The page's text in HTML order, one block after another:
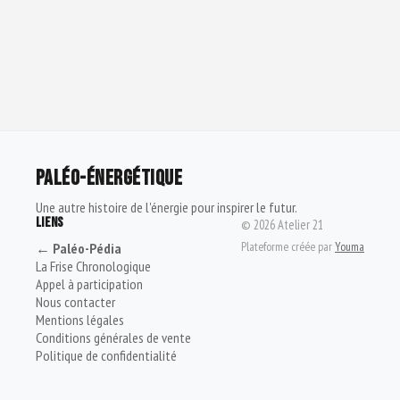
PALÉO-ÉNERGÉTIQUE
Une autre histoire de l'énergie pour inspirer le futur.
LIENS
← Paléo-Pédia
La Frise Chronologique
Appel à participation
Nous contacter
Mentions légales
Conditions générales de vente
Politique de confidentialité
© 2026Atelier 21
Plateforme créée parYouma